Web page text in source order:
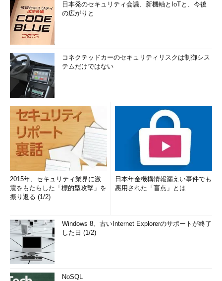
日本発のセキュリティ会議、新機軸とIoTと、今後
の広がりと
コネクテッドカーのセキュリティリスクは制御シス
テムだけではない
2015年、セキュリティ業界に激
震をもたらした「標的型攻撃」を
振り返る (1/2)
日本年金機構情報漏えい事件でも
悪用された「盲点」とは
Windows 8、古いInternet Explorerのサポートが終了
した日 (1/2)
NoSQL